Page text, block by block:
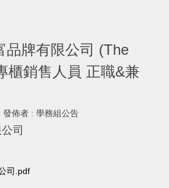
品牌有限公司 (The
櫃銷售人員 正職&兼
發佈者 : 學務組公告
司
司.pdf